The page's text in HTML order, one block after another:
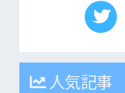
人気記事